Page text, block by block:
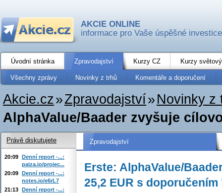
AKCIE ONLINE
informace pro Vaše úspěšné investice
Úvodní stránka Zpravodajství Kurzy CZ Kurzy
Všechny zprávy Novinky z trhů Komentáře a doporučení
Akcie.cz»Zpravodajství» Novinky z
AlphaValue/Baader zvyšuje
Zpravodajství
Erste: AlphaValue/
25,2 EUR s
Právě diskutujete
20:09 Denní report -...:
paiza.io/projec...
20:09 Denní report -...:
notes.io/e6rL7
21:13 Denní report -...: